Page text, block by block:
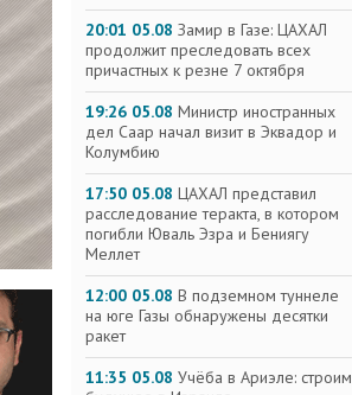
20:01 05.08 Замир в Газе: ЦАХАЛ
продолжит преследовать всех
причастных к резне 7 октября
19:26 05.08 Министр иностранных
дел Саар начал визит в Эквадор и
Колумбию
17:50 05.08 ЦАХАЛ представил
расследование теракта, в котором
погибли Юваль Эзра и Бениягу
Меллет
12:00 05.08 В подземном туннеле
на юге Газы обнаружены десятки
ракет
11:35 05.08 Учёба в Ариэле: строим